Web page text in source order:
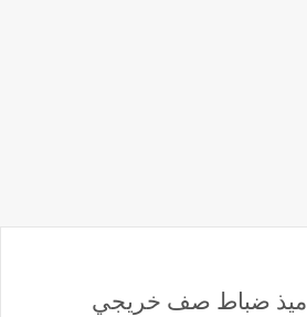
ضباط صف خريجي